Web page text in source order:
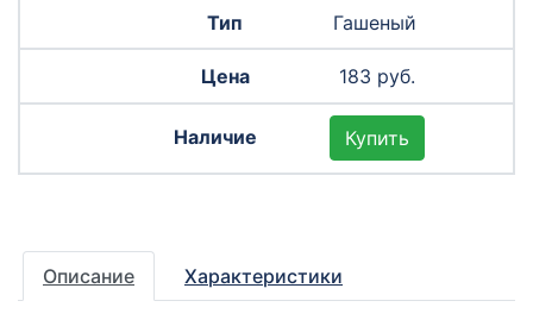
Гашеный
183 руб.
Купить
Описание Характеристики